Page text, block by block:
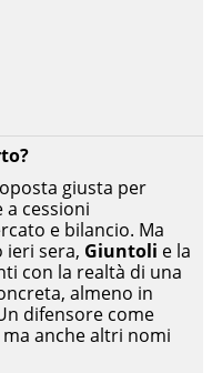
giusta per
a cessioni
e bilancio. Ma
ieri sera, Giuntoli e la
con la realtà di una
almeno in
difensore come
anche altri nomi